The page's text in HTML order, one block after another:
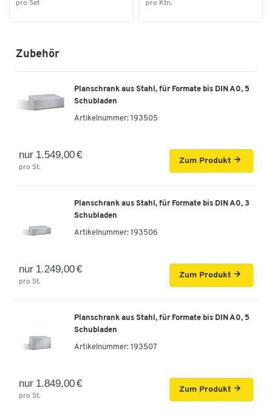
pro Set pro Ktn.
Zubehör
Planschrank aus Stahl, für Formate bis DIN A0, 5
Schubladen
Artikelnummer: 193505
nur 1.549,00 €
pro St.
Zum Produkt
Planschrank aus Stahl, für Formate bis DIN A0, 3
Schubladen
Artikelnummer: 193506
nur 1.249,00 €
pro St.
Zum Produkt
Planschrank aus Stahl, für Formate bis DIN A0, 5
Schubladen
Artikelnummer: 193507
nur 1.849,00 €
pro St.
Zum Produkt